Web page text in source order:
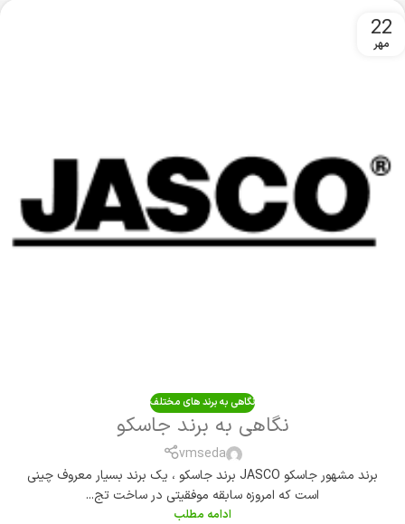
22
مهر
نگاهی به برند های مختلف
نگاهی به برند جاسکو
vmseda
برند مشهور جاسکو JASCO برند جاسکو ، یک برند بسیار معروف چینی
است که امروزه سابقه موفقیتی در ساخت تج...
ادامه مطلب